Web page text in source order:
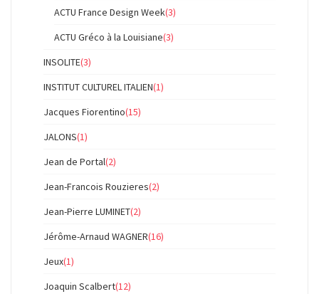
ACTU France Design Week(3)
ACTU Gréco à la Louisiane(3)
INSOLITE(3)
INSTITUT CULTUREL ITALIEN(1)
Jacques Fiorentino(15)
JALONS(1)
Jean de Portal(2)
Jean-Francois Rouzieres(2)
Jean-Pierre LUMINET(2)
Jérôme-Arnaud WAGNER(16)
Jeux(1)
Joaquin Scalbert(12)